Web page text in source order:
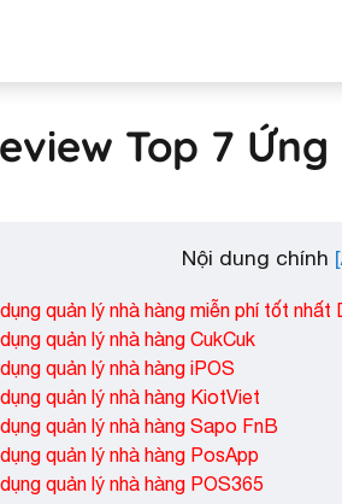
Top 7
Nội dung chính
quản lý nhà hàng miễn phí tốt nhất
quản lý nhà hàng CukCuk
quản lý nhà hàng iPOS
quản lý nhà hàng KiotViet
quản lý nhà hàng Sapo FnB
quản lý nhà hàng PosApp
quản lý nhà hàng POS365